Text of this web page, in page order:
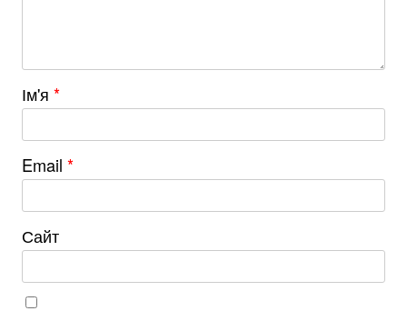
Ім'я *
Email *
Сайт